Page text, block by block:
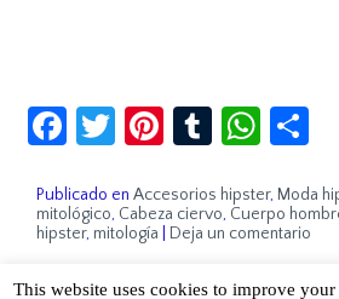
Facebook
Twitter
Pinterest
Tumblr
Publicado en Accesorios hipster, Moda
mitológico, Cabeza ciervo, Cuerpo
hipster, mitología Deja un comentario
This website uses cookies to improve